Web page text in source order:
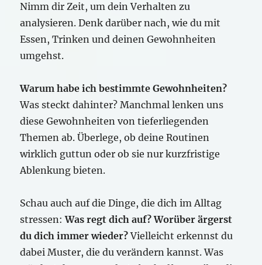
Nimm dir Zeit, um dein Verhalten zu
analysieren. Denk darüber nach, wie du mit
Essen, Trinken und deinen Gewohnheiten
umgehst.
Warum habe ich bestimmte Gewohnheiten?
Was steckt dahinter? Manchmal lenken uns
diese Gewohnheiten von tieferliegenden
Themen ab. Überlege, ob deine Routinen
wirklich guttun oder ob sie nur kurzfristige
Ablenkung bieten.
Schau auch auf die Dinge, die dich im Alltag
stressen:Was regt dich auf? Worüber ärgerst
du dich immer wieder?Vielleicht erkennst du
dabei Muster, die du verändern kannst. Was